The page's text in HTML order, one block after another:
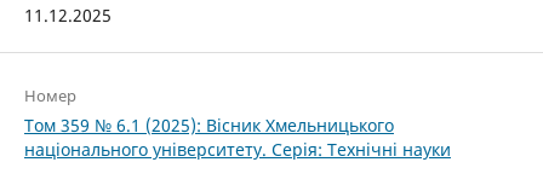
11.12.2025
Номер
Том 359 № 6.1 (2025): Вісник Хмельницького
національного університету. Серія: Технічні науки